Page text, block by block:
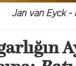
Jan van Eyck